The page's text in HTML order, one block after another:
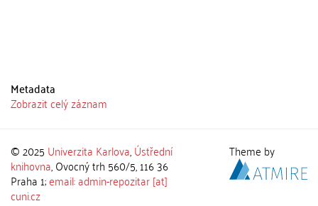
Metadata
Zobrazit celý záznam
© 2025 Univerzita Karlova,Ústřední
knihovna, Ovocný trh 560/5, 116 36
Praha 1;email: admin-repozitar [at]
cuni.cz
Theme by